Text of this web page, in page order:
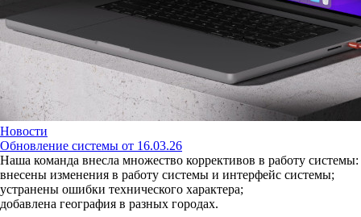
Новости
Обновление системы от 16.03.26
Наша команда внесла множество коррективов в работу системы:
внесены изменения в работу системы и интерфейс системы;
устранены ошибки технического характера;
добавлена география в разных городах.